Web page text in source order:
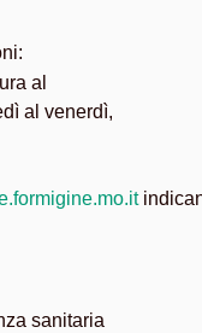
al
al venerdì,
sanitaria